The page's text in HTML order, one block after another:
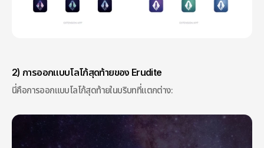
2) การออกแบบโลโก้สุดท้ายของ Erudite
นี่คือการออกแบบโลโก้สุดท้ายในบริบทที่แตกต่าง: